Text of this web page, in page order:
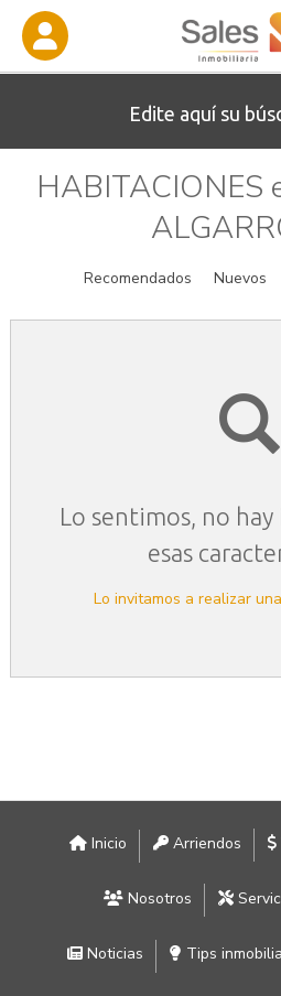
Edite aquí su
HABITACIONES
Recomendados Nuevos
Lo sentimos, no
esas
Lo invitamos a realizar
Inicio Arriendos
Nosotros
Noticias Tips